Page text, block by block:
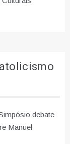
debate
Manuel